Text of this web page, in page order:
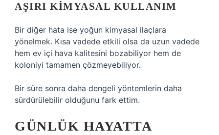
AŞIRI KIMYASAL KULLANIM
Bir diğer hata ise yoğun kimyasal ilaçlara
yönelmek. Kısa vadede etkili olsa da uzun vadede
hem ev içi hava kalitesini bozabiliyor hem de
koloniyi tamamen çözmeyebiliyor.
Bir süre sonra daha dengeli yöntemlerin daha
sürdürülebilir olduğunu fark ettim.
GÜNLÜK HAYATTA